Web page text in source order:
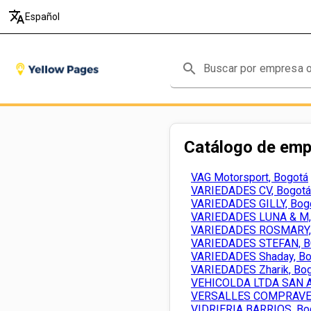
translate Español
search
Catálogo de
VAG Motorsport, Bogotá
VARIEDADES CV, Bogotá
VARIEDADES GILLY,
VARIEDADES LUNA &
VARIEDADES
VARIEDADES STEFAN,
VARIEDADES Shaday,
VARIEDADES Zharik,
VEHICOLDA LTDA SAN
VERSALLES